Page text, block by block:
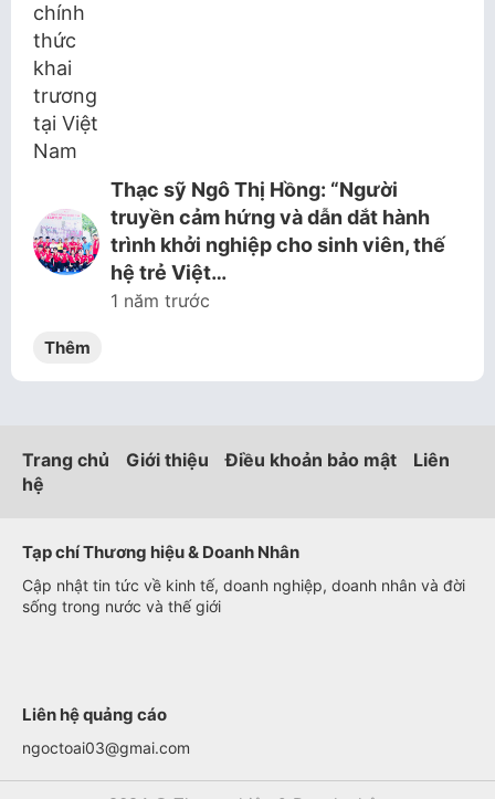
Thạc sỹ Ngô Thị Hồng: “Người
truyền cảm hứng và dẫn dắt hành
trình khởi nghiệp cho sinh viên, thế
hệ trẻ Việt…
1 năm trước
Thêm
Trang chủ Giới thiệu Điều khoản bảo mật
Liên
hệ
Tạp chí Thương hiệu & Doanh Nhân
Cập nhật tin tức về kinh tế, doanh nghiệp, doanh nhân và đời
sống trong nước và thế giới
Liên hệ quảng cáo
ngoctoai03@gmai.com